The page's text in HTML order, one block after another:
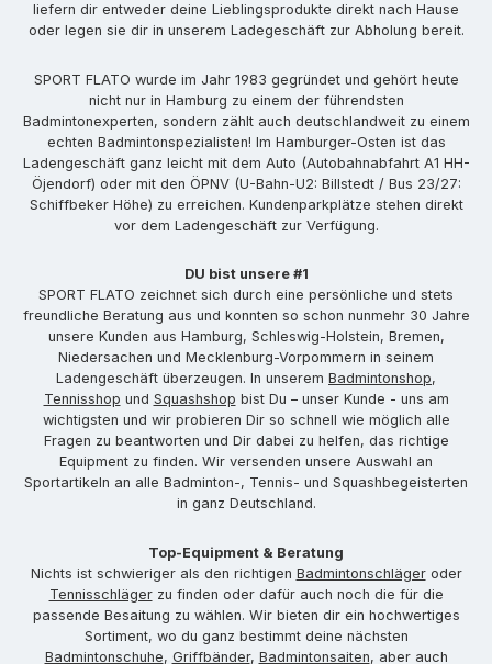
liefern dir entweder deine Lieblingsprodukte direkt nach Hause
oder legen sie dir in unserem Ladegeschäft zur Abholung bereit.
SPORT FLATO wurde im Jahr 1983 gegründet und gehört heute
nicht nur in Hamburg zu einem der führendsten
Badmintonexperten, sondern zählt auch deutschlandweit zu einem
echten Badmintonspezialisten! Im Hamburger-Osten ist das
Ladengeschäft ganz leicht mit dem Auto (Autobahnabfahrt A1 HH-
Öjendorf) oder mit den ÖPNV (U-Bahn-U2: Billstedt / Bus 23/27:
Schiffbeker Höhe) zu erreichen. Kundenparkplätze stehen direkt
vor dem Ladengeschäft zur Verfügung.
DU bist unsere #1
SPORT FLATO zeichnet sich durch eine persönliche und stets
freundliche Beratung aus und konnten so schon nunmehr 30 Jahre
unsere Kunden aus Hamburg, Schleswig-Holstein, Bremen,
Niedersachen und Mecklenburg-Vorpommern in seinem
Ladengeschäft überzeugen. In unserem Badmintonshop,
Tennisshop und Squashshop bist Du – unser Kunde - uns am
wichtigsten und wir probieren Dir so schnell wie möglich alle
Fragen zu beantworten und Dir dabei zu helfen, das richtige
Equipment zu finden. Wir versenden unsere Auswahl an
Sportartikeln an alle Badminton-, Tennis- und Squashbegeisterten
in ganz Deutschland.
Top-Equipment & Beratung
Nichts ist schwieriger als den richtigen Badmintonschlägeroder
Tennisschlägerzu finden oder dafür auch noch die für die
passende Besaitung zu wählen. Wir bieten dir ein hochwertiges
Sortiment, wo du ganz bestimmt deine nächsten
Badmintonschuhe, Griffbänder, Badmintonsaiten, aber auch